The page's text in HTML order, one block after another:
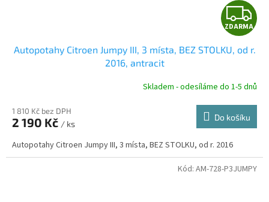
Z
D
R
ZDARMA
Autopotahy Citroen Jumpy III, 3 místa, BEZ STOLKU, od r.
2016, antracit
Skladem - odesíláme do 1-5 dnů
1 810 Kč bez DPH
2 190 Kč / ks
Do košíku
Autopotahy Citroen Jumpy III, 3 místa, BEZ STOLKU, od r. 2016
Kód: AM-728-P3JUMPY